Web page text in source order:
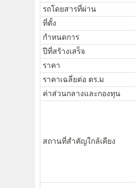
รถโดยสารที่ผ่าน
ที่ตั้ง
กำหนดการ
ปีที่สร้างเสร็จ
ราคา
ราคาเฉลี่ยต่อ ตร.ม
ค่าส่วนกลางและกองทุน
สถานที่สำคัญใกล้เคียง